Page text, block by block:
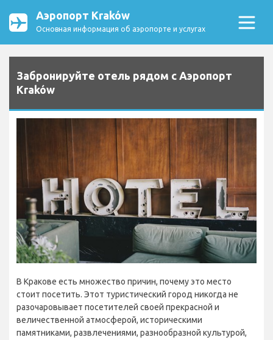
Аэропорт Kraków
Основная информация об аэропорте и услугах
Забронируйте отель рядом с Аэропорт
Kraków
В Кракове есть множество причин, почему это место
стоит посетить. Этот туристический город никогда не
разочаровывает посетителей своей прекрасной и
величественной атмосферой, историческими
памятниками, развлечениями, разнообразной культурой,